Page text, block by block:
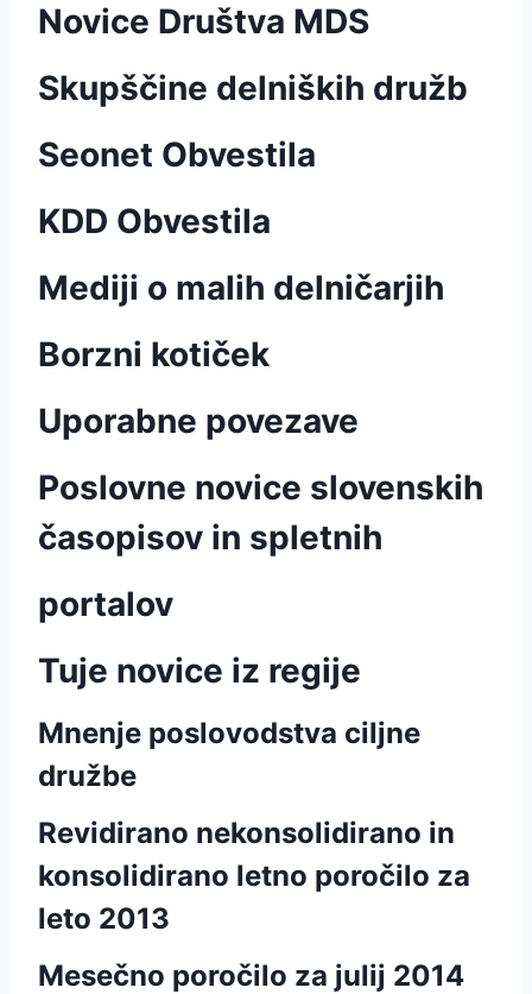
Novice Društva MDS
Skupščine delniških družb
Seonet Obvestila
KDD Obvestila
Mediji o malih delničarjih
Borzni kotiček
Uporabne povezave
Poslovne novice slovenskih
časopisov in spletnih
portalov
Tuje novice iz regije
Mnenje poslovodstva ciljne
družbe
Revidirano nekonsolidirano in
konsolidirano letno poročilo za
leto 2013
Mesečno poročilo za julij 2014